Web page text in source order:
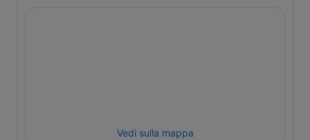
Vedi sulla mappa